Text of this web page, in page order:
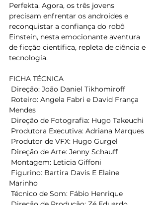
Perfekta. Agora, os três jovens
precisam enfrentar os androides e
reconquistar a confiança do robô
Einstein, nesta emocionante aventura
de ficção científica, repleta de ciência e
tecnologia.
FICHA TÉCNICA
Direção: João Daniel Tikhomiroff
Mendes
Direção de Fotografia: Hugo Takeuchi
Produtora Executiva: Adriana Marques
Produtor de VFX: Hugo Gurgel
Direção de Arte: Jenny Schauff
Montagem: Leticia Giffoni
Marinho
Técnico de Som: Fábio Henrique